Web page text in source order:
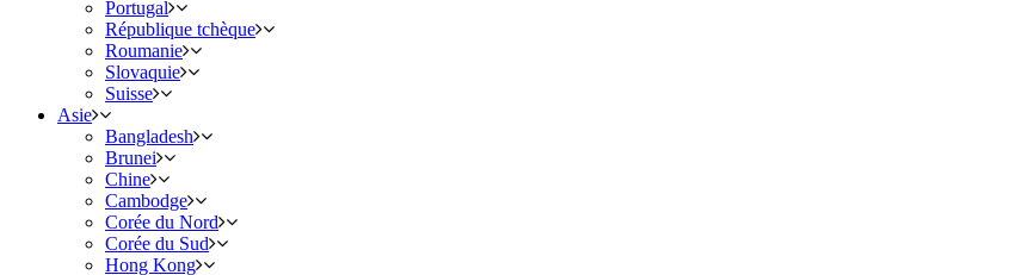
Portugal
République tchèque
Roumanie
Slovaquie
Suisse
Asie
Bangladesh
Brunei
Chine
Cambodge
Corée du Nord
Corée du Sud
Hong Kong